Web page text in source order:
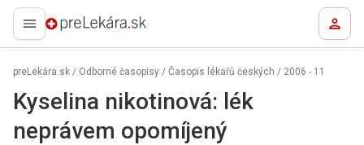
preLekára.sk
preLekára.sk / Odborné časopisy / Časopis lékařů českých / 2006 - 11
Kyselina nikotinová: lék
neprávem opomíjený